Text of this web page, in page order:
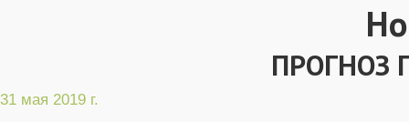
ПРОГНОЗ
31 мая 2019 г.